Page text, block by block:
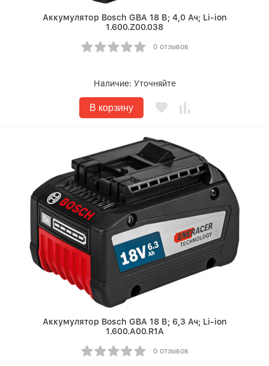
Аккумулятор Bosch GBA 18 В; 4,0 Ач; Li-ion
1.600.Z00.038
0 отзывов
Наличие: Уточняйте
В корзину
Аккумулятор Bosch GBA 18 В; 6,3 Ач; Li-ion
1.600.A00.R1A
0 отзывов